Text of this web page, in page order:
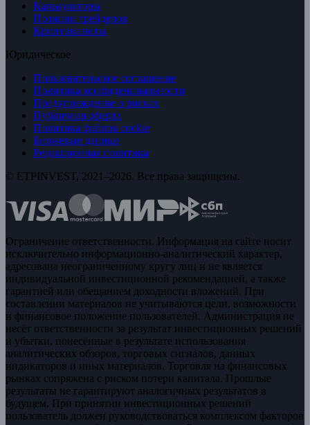
Калькуляторы
Позиции трейдеров
Криптовалюты
Юридическое
Пользовательское соглашение
Политика конфиденциальности
Предупреждение о рисках
Публичная оферта
Политика файлов cookie
Биржевые данные
Редакционная политика
© ETPINVEST, 2021–2026. Все права защищены.
Ограничение ответственности. Информация на сайте носит
исключительно информационно-аналитический характер,
адресована неограниченному кругу лиц и не является
индивидуальной инвестиционной рекомендацией, а также
гарантией или обещанием доходности вложений. При
составлении материалов не учитываются цели, возможности
и финансовое положение пользователей. Администрация не
несёт ответственности за результат инвестиционных решений
и убытки, понесённые в результате использования
аналитических обзоров, торговых сигналов, данных
индикаторов и иных материалов. Торговля на финансовых
рынках сопряжена с риском потери капитала. Прошлые
результаты не гарантируют аналогичных результатов в
будущем. При принятии инвестиционных решений
пользователь должен руководствоваться комплексом факторов